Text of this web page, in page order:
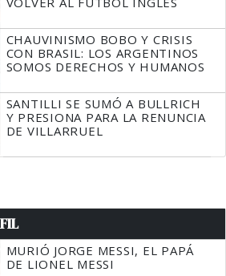
CHAUVINISMO BOBO Y CRISIS
CON BRASIL: LOS ARGENTINOS
SOMOS DERECHOS Y HUMANOS
SANTILLI SE SUMÓ A BULLRICH
Y PRESIONA PARA LA RENUNCIA
DE VILLARRUEL
MURIÓ JORGE MESSI, EL PAPÁ
DE LIONEL MESSI